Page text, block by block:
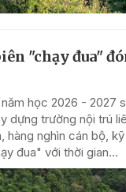
"chạy đua"
học 2026 - 2027
dựng trường nội trú
hàng nghìn cán bộ,
đua" với thời gian...